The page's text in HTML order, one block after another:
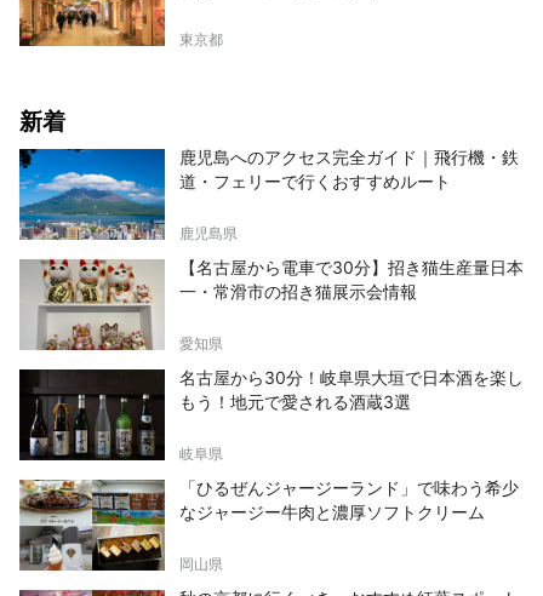
東京都
新着
鹿児島へのアクセス完全ガイド｜飛行機・鉄
道・フェリーで行くおすすめルート
鹿児島県
【名古屋から電車で30分】招き猫生産量日本
一・常滑市の招き猫展示会情報
愛知県
名古屋から30分！岐阜県大垣で日本酒を楽し
もう！地元で愛される酒蔵3選
岐阜県
「ひるぜんジャージーランド」で味わう希少
なジャージー牛肉と濃厚ソフトクリーム
岡山県